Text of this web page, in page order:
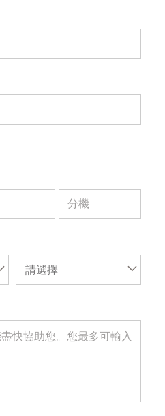
請選擇